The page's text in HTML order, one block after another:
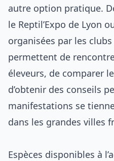
autre option pratique.
le Reptil’Expo de Lyon
organisées par les
permettent de
éleveurs, de comparer
d’obtenir des conseils
manifestations se
dans les grandes villes
Espèces disponibles à